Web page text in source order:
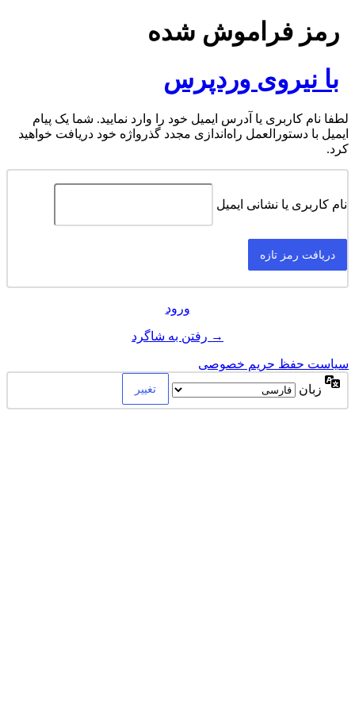
رمز فراموش شده
با نیروی وردپرس
لطفا نام کاربری یا آدرس ایمیل خود را وارد نمایید. شما یک پیام
ایمیل با دستورالعمل راه‌اندازی مجدد گذرواژه خود دریافت خواهید
کرد.
نام کاربری یا نشانی ایمیل
ورود
→ رفتن به شاگرد
سیاست حفظ حریم خصوصی
زبان